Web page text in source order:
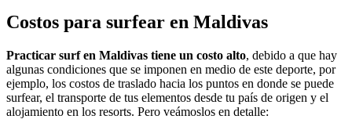
Costos para surfear en Maldivas
Practicar surf en Maldivas tiene un costo alto, debido a que hay
algunas condiciones que se imponen en medio de este deporte, por
ejemplo, los costos de traslado hacia los puntos en donde se puede
surfear, el transporte de tus elementos desde tu país de origen y el
alojamiento en los resorts. Pero veámoslos en detalle: